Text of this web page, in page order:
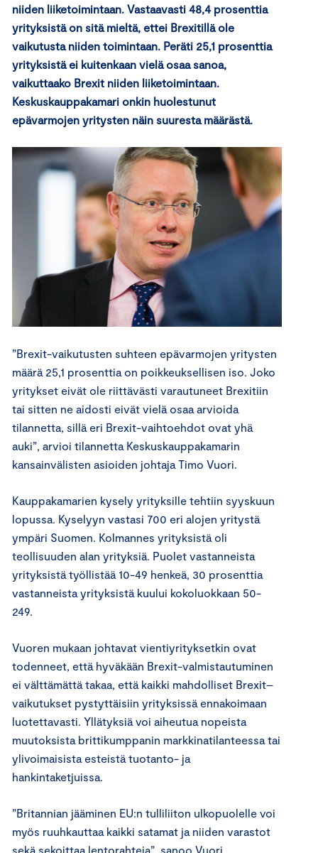
niiden liiketoimintaan. Vastaavasti 48,4 prosenttia
yrityksistäon sitä mieltä, ettei Brexitillä ole
vaikutusta niiden toimintaan. Peräti 25,1 prosenttia
yrityksistä ei kuitenkaan vielä osaa sanoa,
vaikuttaako Brexit niiden liiketoimintaan.
Keskuskauppakamari onkin huolestunut
epävarmojen yritysten näin suuresta määrästä.
”Brexit-vaikutusten suhteen epävarmojen yritysten
määrä 25,1 prosenttia on poikkeuksellisen iso. Joko
yritykset eivät ole riittävästi varautuneet Brexitiin
tai sitten ne aidosti eivät vielä osaa arvioida
tilannetta, sillä eri Brexit-vaihtoehdot ovat yhä
auki”, arvioi tilannetta Keskuskauppakamarin
kansainvälisten asioiden johtaja Timo Vuori.
Kauppakamarien kysely yrityksille tehtiin syyskuun
lopussa. Kyselyyn vastasi 700 eri alojen yritystä
ympäri Suomen. Kolmannes yrityksistä oli
teollisuuden alan yrityksiä. Puolet vastanneista
yrityksistä työllistää 10-49 henkeä, 30 prosenttia
vastanneista yrityksistä kuului kokoluokkaan 50-
249.
Vuoren mukaan johtavat vientiyrityksetkin ovat
todenneet, että hyväkään Brexit-valmistautuminen
ei välttämättä takaa, että kaikki mahdolliset Brexit–
vaikutukset pystyttäisiin yrityksissä ennakoimaan
luotettavasti. Yllätyksiä voi aiheutua nopeista
muutoksista brittikumppanin markkinatilanteessa tai
ylivoimaisista esteistä tuotanto- ja
hankintaketjuissa.
”Britannian jääminen EU:n tulliliiton ulkopuolelle voi
myös ruuhkauttaa kaikki satamat ja niiden varastot
sekä sekoittaa lentorahteja”, sanoo Vuori.